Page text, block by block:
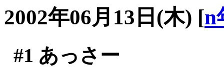
2002年06月13日(木) [n
#1 あっさー